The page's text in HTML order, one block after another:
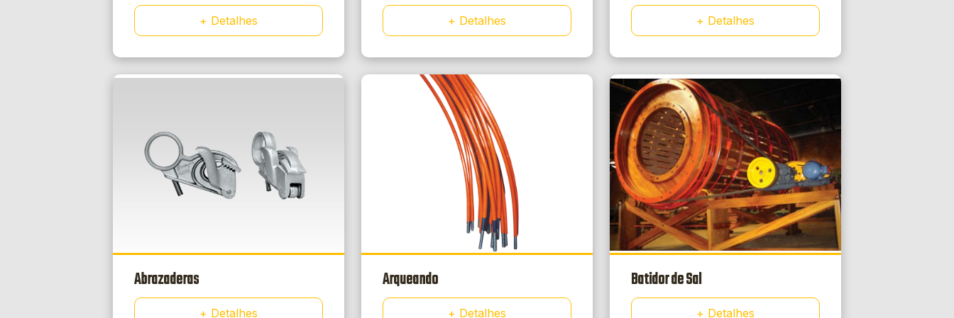
+ Detalhes + Detalhes + Detalhes
Abrazaderas
+ Detalhes
Arqueando
+ Detalhes
Batidor de Sal
+ Detalhes